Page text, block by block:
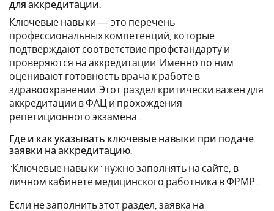
для аккредитации.
Ключевые навыки — это перечень
профессиональных компетенций, которые
подтверждают соответствие профстандарту и
проверяются на аккредитации. Именно по ним
оценивают готовность врача к работе в
здравоохранении. Этот раздел критически важен для
аккредитации в ФАЦ и прохождения
репетиционного экзамена .
Где и как указывать ключевые навыки при подаче
заявки на аккредитацию.
"Ключевые навыки" нужно заполнять на сайте, в
личном кабинете медицинского работника в ФРМР .
Если не заполнить этот раздел, заявка на